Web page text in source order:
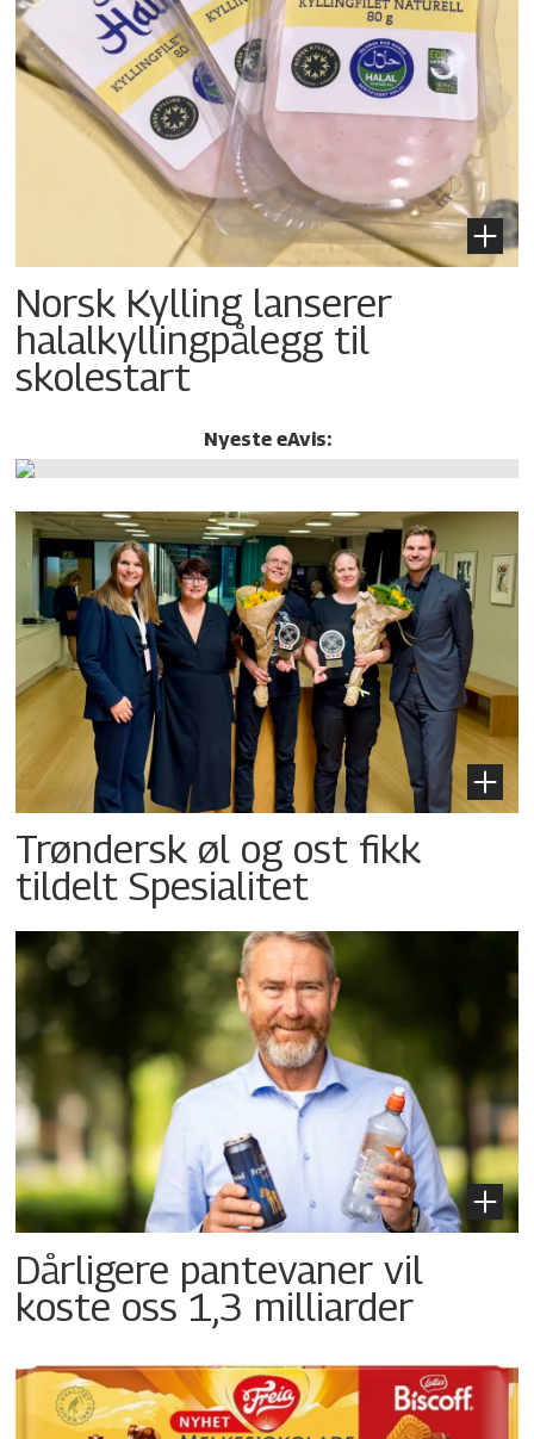
Norsk Kylling lanserer
halalkylling­pålegg til
skolestart
Nyeste eAvis:
Trøndersk øl og ost fikk
tildelt Spesialitet
Dårligere pantevaner vil
koste oss 1,3 milliarder